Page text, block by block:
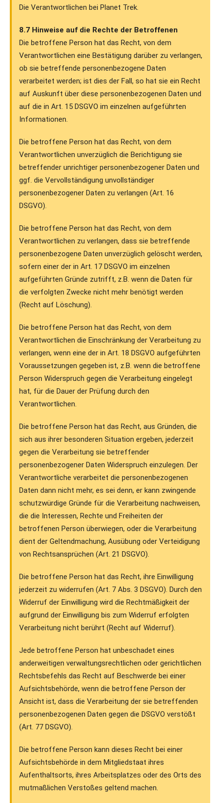
Die Verantwortlichen bei Planet Trek.
8.7 Hinweise auf die Rechte der Betroffenen
Die betroffene Person hat das Recht, von dem
Verantwortlichen eine Bestätigung darüber zu verlangen,
ob sie betreffende personenbezogene Daten
verarbeitet werden; ist dies der Fall, so hat sie ein Recht
auf Auskunft über diese personenbezogenen Daten und
auf die in Art. 15 DSGVO im einzelnen aufgeführten
Informationen.
Die betroffene Person hat das Recht, von dem
Verantwortlichen unverzüglich die Berichtigung sie
betreffender unrichtiger personenbezogener Daten und
ggf. die Vervollständigung unvollständiger
personenbezogener Daten zu verlangen (Art. 16
DSGVO).
Die betroffene Person hat das Recht, von dem
Verantwortlichen zu verlangen, dass sie betreffende
personenbezogene Daten unverzüglich gelöscht werden,
sofern einer der in Art. 17 DSGVO im einzelnen
aufgeführten Gründe zutrifft, z.B. wenn die Daten für
die verfolgten Zwecke nicht mehr benötigt werden
(Recht auf Löschung).
Die betroffene Person hat das Recht, von dem
Verantwortlichen die Einschränkung der Verarbeitung zu
verlangen, wenn eine der in Art. 18 DSGVO aufgeführten
Voraussetzungen gegeben ist, z.B. wenn die betroffene
Person Widerspruch gegen die Verarbeitung eingelegt
hat, für die Dauer der Prüfung durch den
Verantwortlichen.
Die betroffene Person hat das Recht, aus Gründen, die
sich aus ihrer besonderen Situation ergeben, jederzeit
gegen die Verarbeitung sie betreffender
personenbezogener Daten Widerspruch einzulegen. Der
Verantwortliche verarbeitet die personenbezogenen
Daten dann nicht mehr, es sei denn, er kann zwingende
schutzwürdige Gründe für die Verarbeitung nachweisen,
die die Interessen, Rechte und Freiheiten der
betroffenen Person überwiegen, oder die Verarbeitung
dient der Geltendmachung, Ausübung oder Verteidigung
von Rechtsansprüchen (Art. 21 DSGVO).
Die betroffene Person hat das Recht, ihre Einwilligung
jederzeit zu widerrufen (Art. 7 Abs. 3 DSGVO). Durch den
Widerruf der Einwilligung wird die Rechtmäßigkeit der
aufgrund der Einwilligung bis zum Widerruf erfolgten
Verarbeitung nicht berührt (Recht auf Widerruf).
Jede betroffene Person hat unbeschadet eines
anderweitigen verwaltungsrechtlichen oder gerichtlichen
Rechtsbefehls das Recht auf Beschwerde bei einer
Aufsichtsbehörde, wenn die betroffene Person der
Ansicht ist, dass die Verarbeitung der sie betreffenden
personenbezogenen Daten gegen die DSGVO verstößt
(Art. 77 DSGVO).
Die betroffene Person kann dieses Recht bei einer
Aufsichtsbehörde in dem Mitgliedstaat ihres
Aufenthaltsorts, ihres Arbeitsplatzes oder des Orts des
mutmaßlichen Verstoßes geltend machen.